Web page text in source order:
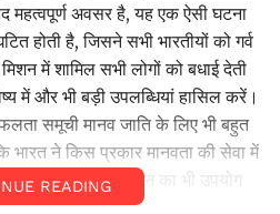
महत्वपूर्ण अवसर है, यह एक ऐसी घटना
होती है, जिसने सभी भारतीयों को गर्व
में शामिल सभी लोगों को बधाई देती
में और भी बड़ी उपलब्धियां हासिल करें।
समूची मानव जाति के लिए भी बहुत
भारत ने किस प्रकार मानवता की सेवा में
समृद्ध पारंपरिक ज्ञान का भी उपयोग
READING